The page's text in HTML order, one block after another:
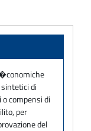
di
compensi di
per
del